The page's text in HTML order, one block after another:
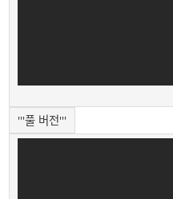
'''풀 버전'''